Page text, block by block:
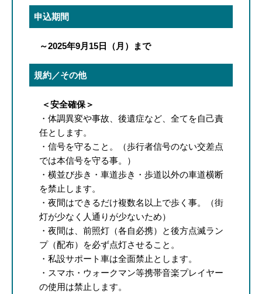
申込期間
～2025年9月15日（月）まで
規約／その他
＜安全確保＞
・体調異変や事故、後遺症など、全てを自己責
任とします。
・信号を守ること。（歩行者信号のない交差点
では本信号を守る事。）
・横並び歩き・車道歩き・歩道以外の車道横断
を禁止します。
・夜間はできるだけ複数名以上で歩く事。（街
灯が少なく人通りが少ないため）
・夜間は、前照灯（各自必携）と後方点滅ラン
プ（配布）を必ず点灯させること。
・私設サポート車は全面禁止とします。
・スマホ・ウォークマン等携帯音楽プレイヤー
の使用は禁止します。